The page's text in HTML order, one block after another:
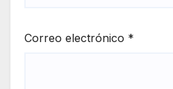
Correo electrónico *